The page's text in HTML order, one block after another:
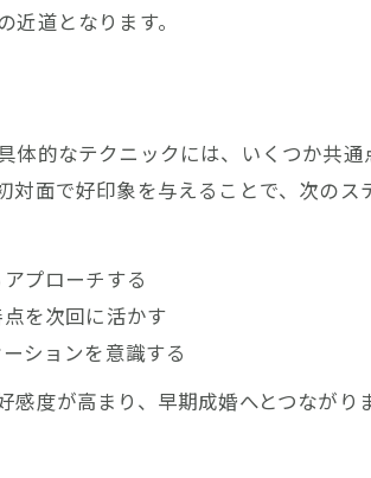
道となります。
的なテクニックには、いくつか共
面で好印象を与えることで、次のス
プローチする
を次回に活かす
ションを意識する
度が高まり、早期成婚へとつなが